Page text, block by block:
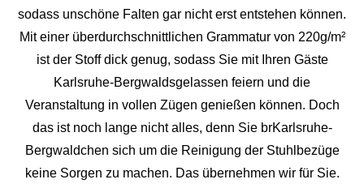
sodass unschöne Falten gar nicht erst entstehen können.
Mit einer überdurchschnittlichen Grammatur von 220g/m²
ist der Stoff dick genug, sodass Sie mit Ihren Gäste
Karlsruhe-Bergwaldsgelassen feiern und die
Veranstaltung in vollen Zügen genießen können. Doch
das ist noch lange nicht alles, denn Sie brKarlsruhe-
Bergwaldchen sich um die Reinigung der Stuhlbezüge
keine Sorgen zu machen. Das übernehmen wir für Sie.